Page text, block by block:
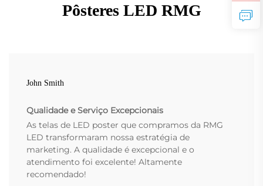
Pôsteres LED RMG
John Smith
Qualidade e Serviço Excepcionais
As telas de LED poster que compramos da RMG
LED transformaram nossa estratégia de
marketing. A qualidade é excepcional e o
atendimento foi excelente! Altamente
recomendado!